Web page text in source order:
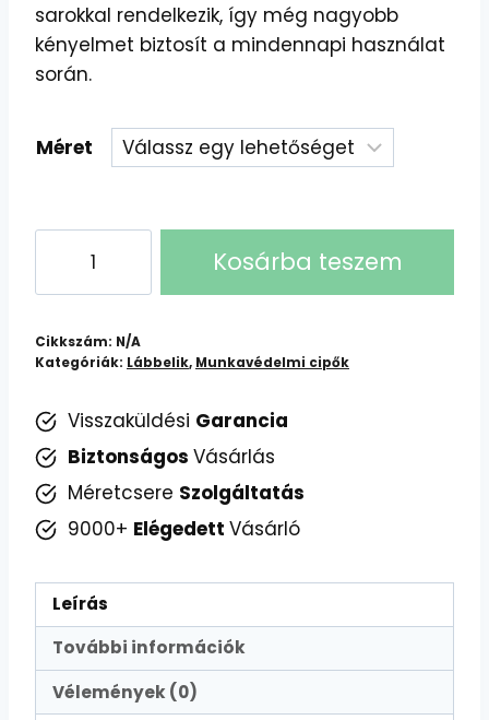
sarokkal rendelkezik, így még nagyobb
kényelmet biztosít a mindennapi használat
során.
Méret
Urgent
01
munkavédelmi
félcipő
Kosárba teszem
Cikkszám: N/A
Kategóriák: Lábbelik, Munkavédelmi cipők
Visszaküldési Garancia
Biztonságos Vásárlás
Méretcsere Szolgáltatás
9000+ Elégedett Vásárló
Leírás
További információk
Vélemények (0)